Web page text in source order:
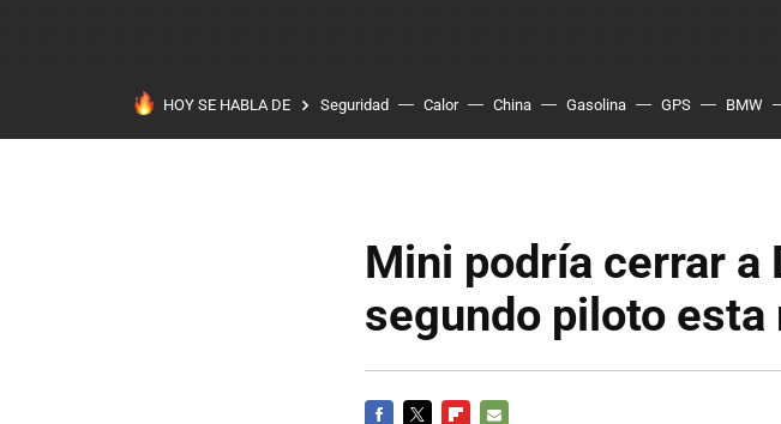
HOY SE HABLA DE Seguridad Calor China Gasolina GPS BMW
Mini podría cerrar a
segundo piloto esta